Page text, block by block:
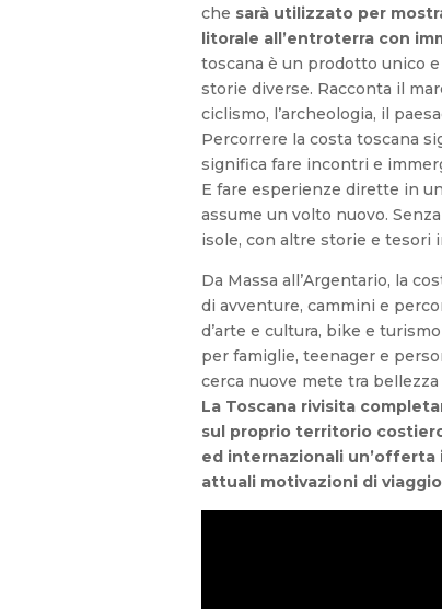
che sarà utilizzato per
litorale all’entroterra con
toscana è un prodotto unico
storie diverse. Racconta il
ciclismo, l’archeologia, il
Percorrere la costa toscana
significa fare incontri e
E fare esperienze dirette in
assume un volto nuovo.
isole, con altre storie e tesori
Da Massa all’Argentario, la
di avventure, cammini e
d’arte e cultura, bike e
per famiglie, teenager e
cerca nuove mete tra
La Toscana rivisita
sul proprio territorio
ed internazionali un’offerta
attuali motivazioni di